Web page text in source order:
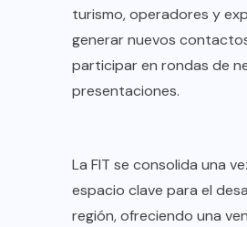
turismo, operadores y
generar nuevos
participar en rondas de
presentaciones.
La FIT se consolida una
espacio clave para el
región, ofreciendo una